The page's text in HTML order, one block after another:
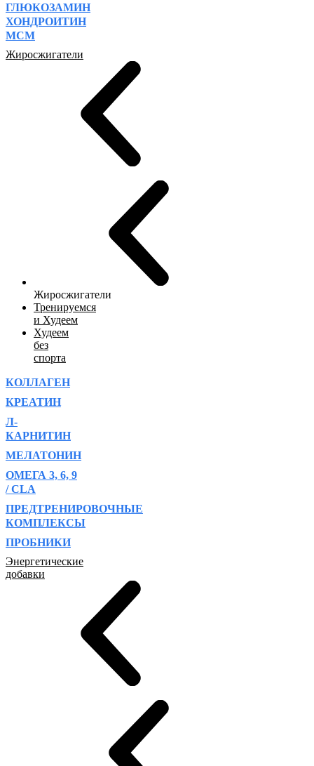
ГЛЮКОЗАМИН
ХОНДРОИТИН
МСМ
Жиросжигатели
Жиросжигатели
Тренируемся
и Худеем
Худеем
без
спорта
КОЛЛАГЕН
КРЕАТИН
Л-
КАРНИТИН
МЕЛАТОНИН
ОМЕГА 3, 6, 9
/ CLA
ПРЕДТРЕНИРОВОЧНЫЕ
КОМПЛЕКСЫ
ПРОБНИКИ
Энергетические
добавки